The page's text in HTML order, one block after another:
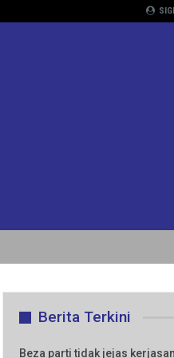
Berita Terkini
Beza parti tidak jejas